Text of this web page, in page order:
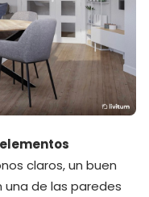
elementos
claros, un buen
de las paredes